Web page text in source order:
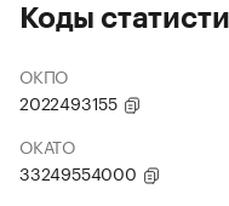
Коды
ОКПО
2022493155
ОКАТО
33249554000